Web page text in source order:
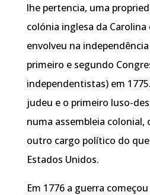
lhe pertencia, uma
colónia inglesa da Carolina
envolveu na
primeiro e segundo
independentistas) em
judeu e o primeiro luso-
numa assembleia colonial,
outro cargo político do
Estados Unidos.
Em 1776 a guerra